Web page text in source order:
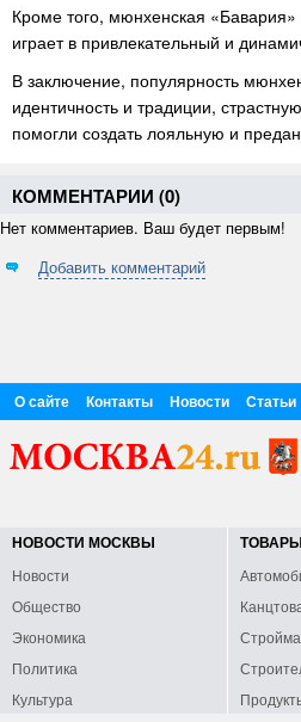
Кроме того, мюнхенская
играет в привлекательный и
В заключение, популярность
идентичность и традиции,
помогли создать лояльную и
КОММЕНТАРИИ (0)
Нет комментариев. Ваш будет первым!
Добавить комментарий
О сайте Контакты Новости Статьи
НОВОСТИ МОСКВЫ
Новости
Общество
Экономика
Политика
Культура